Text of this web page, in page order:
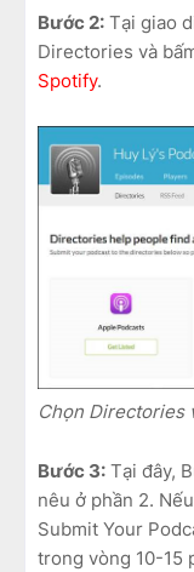
Bước 2: Tại giao
Directories và
Spotify.
Chọn Directories
Bước 3: Tại đây,
nêu ở phần 2.
Submit Your
trong vòng 10-15